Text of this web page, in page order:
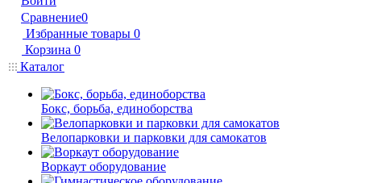
Сравнение0
Избранные товары 0
Корзина 0
Каталог
Бокс, борьба, единоборства
Велопарковки и парковки для самокатов
Воркаут оборудование